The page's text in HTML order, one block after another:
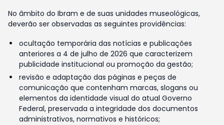
No âmbito do Ibram e de suas unidades museológicas,
deverão ser observadas as seguintes providências:
ocultação temporária das notícias e publicações
anteriores a 4 de julho de 2026 que caracterizem
publicidade institucional ou promoção da gestão;
revisão e adaptação das páginas e peças de
comunicação que contenham marcas, slogans ou
elementos da identidade visual do atual Governo
Federal, preservada a integridade dos documentos
administrativos, normativos e históricos;